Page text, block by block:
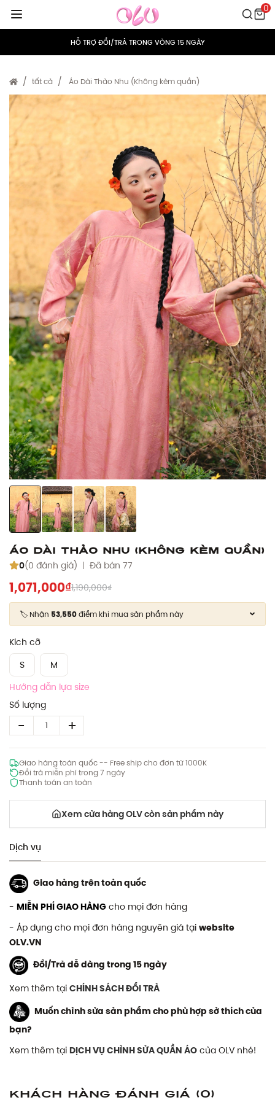
0
MIỄN PHÍ VẬN CHUYỂN CHO MỌI ĐƠN HÀNG
HỖ TRỢ ĐỔI/TRẢ TRONG VÒNG 15 NGÀY
MIỄN PHÍ VẬN CHUYỂN CHO MỌI ĐƠN HÀNG
HỖ TRỢ ĐỔI/TRẢ TRONG VÒNG 15 NGÀY
TÍCH ĐIỂM 5% CHO MỌI ĐƠN HÀNG
tất cả Áo Dài Thảo Nhu (Không kèm quần)
Áo Dài Thảo Nhu (Không kèm quần)
0(0 đánh giá) Đã bán 77
1,071,000₫1,190,000₫
🏷️ Nhận 53,550điểm khi mua sản phẩm này
Kích cỡ
S
M
Hướng dẫn lựa size
Số lượng
Giao hàng toàn quốc -- Free ship cho đơn từ 1000K
Đổi trả miễn phí trong 7 ngày
Thanh toán an toàn
Xem cửa hàng OLV còn sản phẩm này
Dịch vụ
Giao hàng trên toàn quốc
- MIỄN PHÍ GIAO HÀNG cho mọi đơn hàng
- Áp dụng cho mọi đơn hàng nguyên giá tại website
OLV.VN
Đổi/Trả dễ dàng trong 15 ngày
Xem thêm tại CHÍNH SÁCH ĐỔI TRẢ
Muốn chỉnh sửa sản phẩm cho phù hợp sở thích của
bạn?
Xem thêm tại DỊCH VỤ CHỈNH SỬA QUẦN ÁO của OLV nhé!
Khách hàng đánh giá (0)